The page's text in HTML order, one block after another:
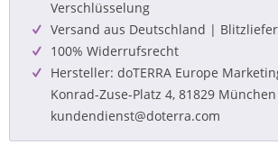
Verschlüsselung
Versand aus Deutschland |
100% Widerrufsrecht
Hersteller: doTERRA Europe
Konrad-Zuse-Platz 4, 81829
kundendienst@doterra.com